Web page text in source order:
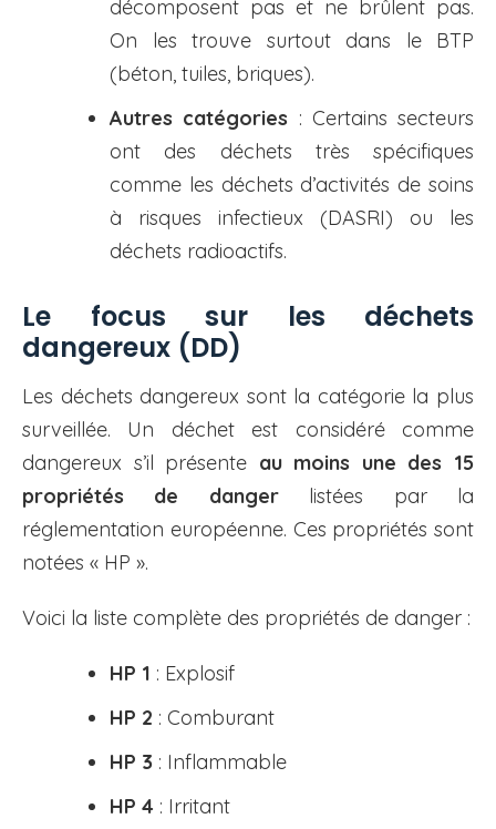
décomposent pas et ne brûlent pas.
On les trouve surtout dans le BTP
(béton, tuiles, briques).
Autres catégories : Certains secteurs
ont des déchets très spécifiques
comme les déchets d’activités de soins
à risques infectieux (DASRI) ou les
déchets radioactifs.
Le focus sur les déchets
dangereux (DD)
Les déchets dangereux sont la catégorie la plus
surveillée. Un déchet est considéré comme
dangereux s’il présente au moins une des 15
propriétés de dangerlistées par la
réglementation européenne. Ces propriétés sont
notées « HP ».
Voici la liste complète des propriétés de danger :
HP 1 : Explosif
HP 2 : Comburant
HP 3 : Inflammable
HP 4 : Irritant